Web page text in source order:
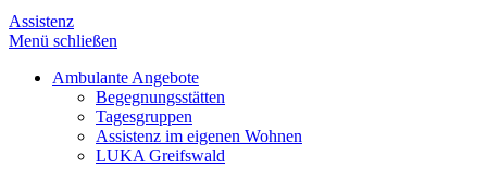
Assistenz
Menü schließen
Ambulante Angebote
Begegnungsstätten
Tagesgruppen
Assistenz im eigenen Wohnen
LUKA Greifswald